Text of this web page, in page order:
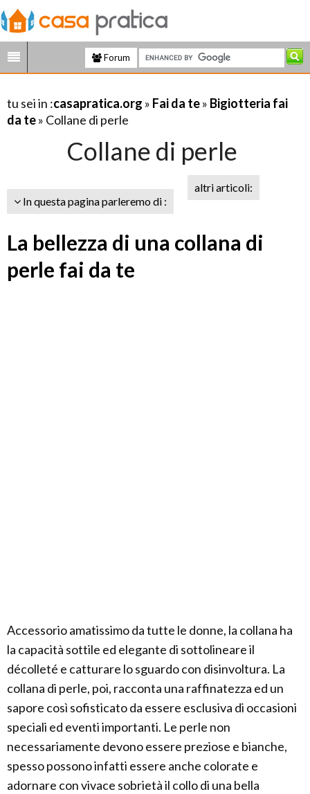
Forum
tu sei in :casapratica.org » Fai da te» Bigiotteria fai
da te» Collane di perle
Collane di perle
In questa pagina parleremo di :
altri articoli:
La bellezza di una collana di
perle fai da te
Accessorio amatissimo da tutte le donne, la collana ha
la capacità sottile ed elegante di sottolineare il
décolleté e catturare lo sguardo con disinvoltura. La
collana di perle, poi, racconta una raffinatezza ed un
sapore così sofisticato da essere esclusiva di occasioni
speciali ed eventi importanti. Le perle non
necessariamente devono essere preziose e bianche,
spesso possono infatti essere anche colorate e
adornare con vivace sobrietà il collo di una bella